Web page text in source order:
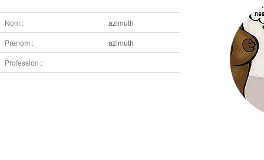
Nom :
azimuth
Prenom :
azimuth
Profession :